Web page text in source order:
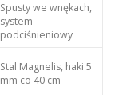
Spusty we wnękach,
system
podciśnieniowy
Stal Magnelis, haki 5
mm co 40 cm